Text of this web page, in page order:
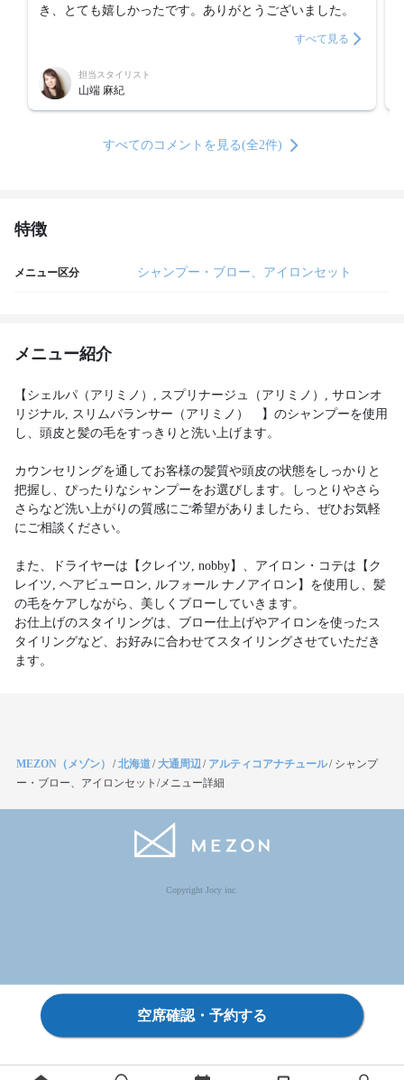
き、とても嬉しかったです。ありがとうございました。
すべて見る
担当スタイリスト
山端 麻紀
すべてのコメントを見る(全2件)
特徴
メニュー区分 シャンプー・ブロー、アイロンセット
メニュー紹介
【シェルパ（アリミノ）, スプリナージュ（アリミノ）, サロンオ
リジナル, スリムバランサー（アリミノ） 】のシャンプーを使用
し、頭皮と髪の毛をすっきりと洗い上げます。
カウンセリングを通してお客様の髪質や頭皮の状態をしっかりと
把握し、ぴったりなシャンプーをお選びします。しっとりやさら
さらなど洗い上がりの質感にご希望がありましたら、ぜひお気軽
にご相談ください。
また、ドライヤーは【クレイツ, nobby】、アイロン・コテは【ク
レイツ, ヘアビューロン, ルフォール ナノアイロン】を使用し、髪
の毛をケアしながら、美しくブローしていきます。
お仕上げのスタイリングは、ブロー仕上げやアイロンを使ったス
タイリングなど、お好みに合わせてスタイリングさせていただき
ます。
MEZON（メゾン） /北海道/大通周辺/ アルティコアナチュール/ シャンプ
ー・ブロー、アイロンセット/メニュー詳細
Copyright Jocy inc.
空席確認・予約する